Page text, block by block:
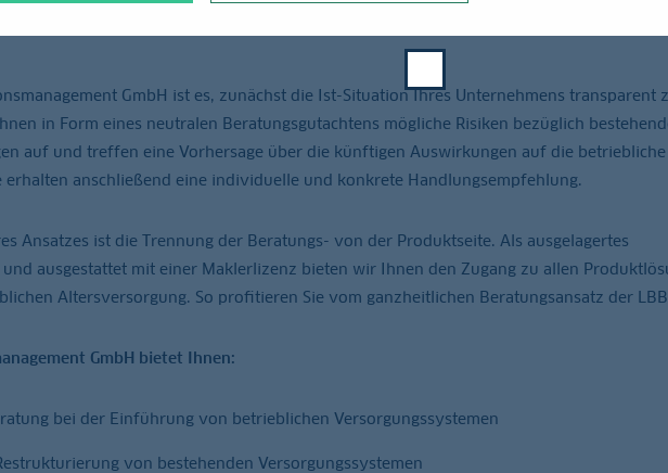
betrachten, sondern immer im Zusammenhang mit der gesamten Finanzierung
GmbH ist es, zunächst die Ist-Situation Ihres Unternehmens transparent
in Form eines neutralen Beratungsgutachtens mögliche Risiken bezüglich
auf und treffen eine Vorhersage über die künftigen Auswirkungen auf die betriebliche
erhalten anschließend eine individuelle und konkrete Handlungsempfehlung.
Ansatzes ist die Trennung der Beratungs- von der Produkt­seite. Als ausgelagertes
ausgestattet mit einer Makler­lizenz bieten wir Ihnen den Zugang zu allen
Altersversorgung. So profitieren Sie vom ganzheitlichen Beratungsansatz der
GmbH bietet Ihnen:
bei der Einführung von betrieblichen Versorgungssystemen
von bestehenden Versorgungssystemen